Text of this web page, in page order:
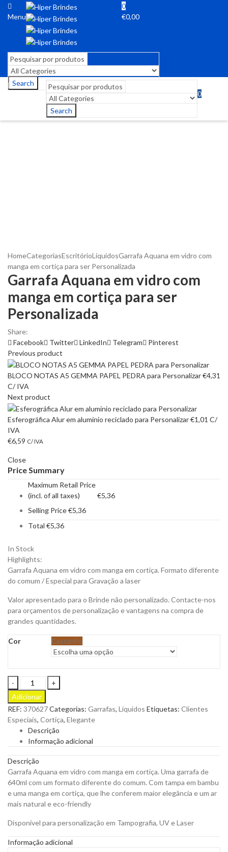
Menu
0
€0,00
Search
Search
0
HomeCategoriasEscritórioLíquidosGarrafa Aquana em vidro com
manga em cortiça para ser Personalizada
Garrafa Aquana em vidro com
manga em cortiça para ser
Personalizada
Share:
Facebook
Twitter LinkedIn Telegram
Pinterest
Previous product
BLOCO NOTAS A5 GEMMA PAPEL PEDRA para Personalizar€4,31
C/ IVA
Next product
Esferográfica Alur em alumínio reciclado para Personalizar€1,01 C/
IVA
€6,59 C/ IVA
Close
Price Summary
Maximum Retail Price
(incl. of all taxes)
€5,36
Selling Price€5,36
Total €5,36
In Stock
Highlights:
Garrafa Aquana em vidro com manga em cortiça. Formato diferente
do comum / Especial para Gravação a laser
Valor apresentado para o Brinde não personalizado. Contacte-nos
para orçamentos de personalização e vantagens na compra de
grandes quantidades.
Cor Castanho
Garrafa
Aquana
em
vidro
com
manga
em
para
ser
Personalizada
quantity
Adicionar
REF: 370627Categorias: Garrafas, Líquidos Etiquetas: Clientes
Especiais, Cortiça, Elegante
Descrição
Informação adicional
Descrição
Garrafa Aquana em vidro com manga em cortiça. Uma garrafa de
640ml com um formato diferente do comum. Com tampa em bambu
e uma manga em cortiça, que lhe conferem maior elegância e um ar
mais natural e eco-friendly
Disponível para personalização em Tampografia, UV e Laser
Informação adicional